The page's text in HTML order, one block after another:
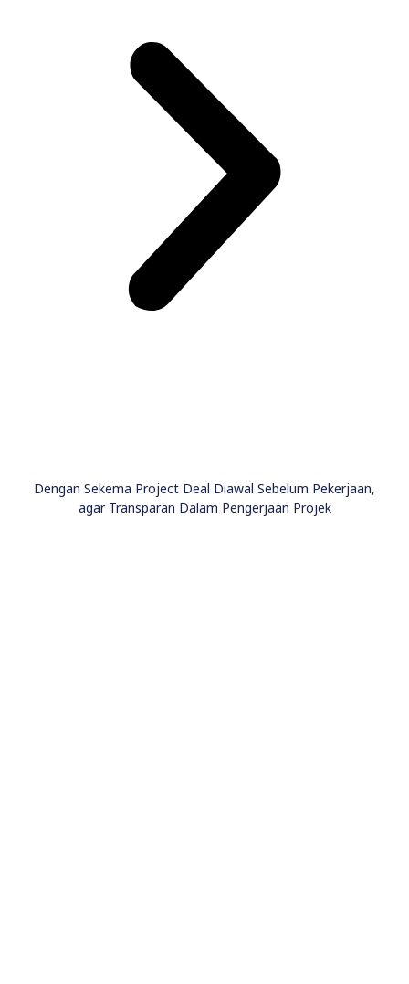
Dengan Sekema Project Deal Diawal Sebelum Pekerjaan,
agar Transparan Dalam Pengerjaan Projek